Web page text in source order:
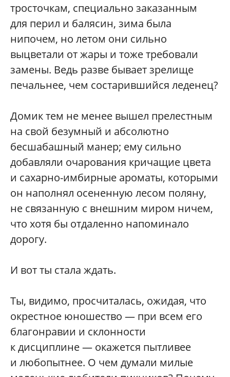
тросточкам, специально заказанным
для перил и балясин, зима была
нипочем, но летом они сильно
выцветали от жары и тоже требовали
замены. Ведь разве бывает зрелище
печальнее, чем состарившийся леденец?
Домик тем не менее вышел прелестным
на свой безумный и абсолютно
бесшабашный манер; ему сильно
добавляли очарования кричащие цвета
и сахарно-имбирные ароматы, которыми
он наполнял осененную лесом поляну,
не связанную с внешним миром ничем,
что хотя бы отдаленно напоминало
дорогу.
И вот ты стала ждать.
Ты, видимо, просчиталась, ожидая, что
окрестное юношество — при всем его
благонравии и склонности
к дисциплине — окажется пытливее
и любопытнее. О чем думали милые